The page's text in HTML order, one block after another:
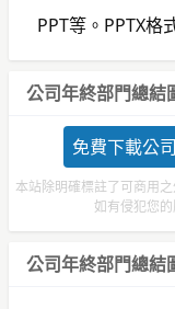
PPT等。PPTX格
公司年終部門總結
免費下載公
本站除明確標註了可商用
如有侵犯您
公司年終部門總結